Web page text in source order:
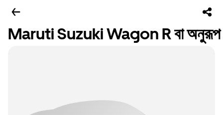
Maruti Suzuki Wagon R বা অনুরূপ